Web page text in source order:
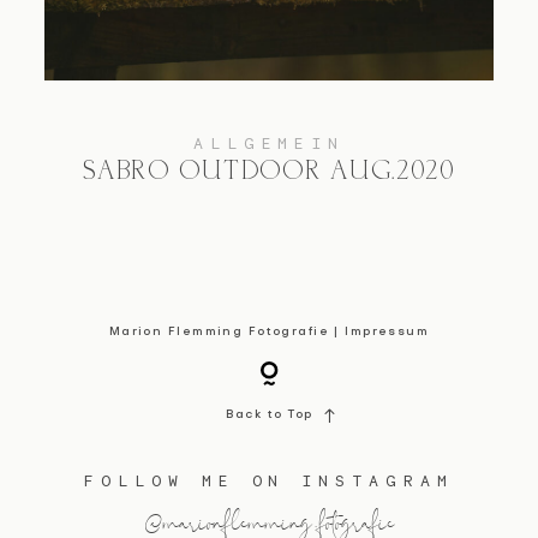
ALLGEMEIN
SABRO OUTDOOR AUG.2020
Marion Flemming Fotografie | Impressum
Back to Top
FOLLOW ME ON INSTAGRAM
@marionflemming.fotografie